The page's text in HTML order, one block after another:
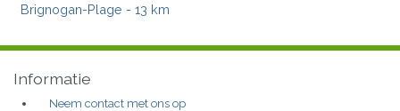
Brignogan-Plage - 13 km
Informatie
Neem contact met ons op